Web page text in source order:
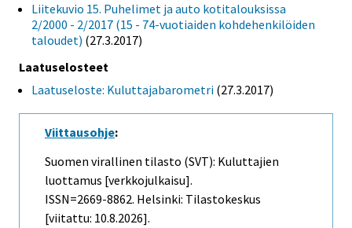
Liitekuvio 15. Puhelimet ja auto kotitalouksissa
2/2000 - 2/2017 (15 - 74-vuotiaiden kohdehenkilöiden
taloudet) (27.3.2017)
Laatuselosteet
Laatuseloste: Kuluttajabarometri (27.3.2017)
Viittausohje:
Suomen virallinen tilasto (SVT): Kuluttajien
luottamus [verkkojulkaisu].
ISSN=2669-8862. Helsinki: Tilastokeskus
[viitattu: 10.8.2026].